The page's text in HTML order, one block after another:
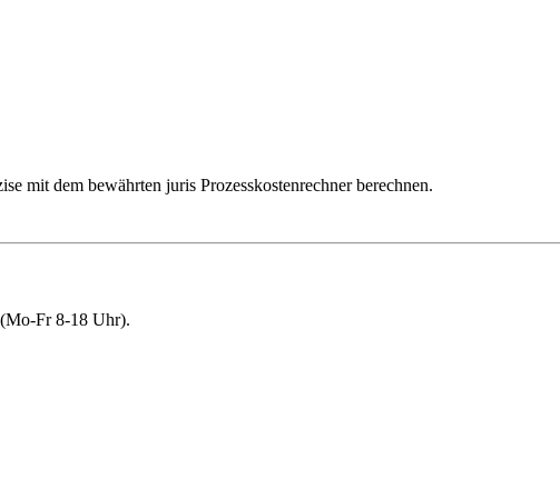
mit dem bewährten juris Prozesskostenrechner berechnen.
(Mo-Fr 8-18 Uhr).